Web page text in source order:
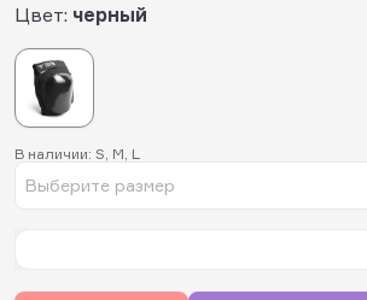
Цвет: черный
В наличии: S, M, L
Выберите размер